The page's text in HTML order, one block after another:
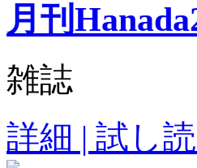
月刊
雑誌
詳細 | 試し